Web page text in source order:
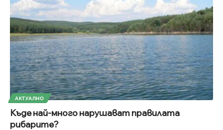
АКТУАЛНО
Къде най-много нарушават правилата
рибарите?